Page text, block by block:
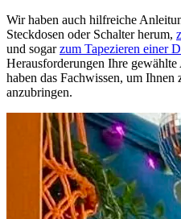
Wir haben auch hilfreiche
Steckdosen oder Schalter herum,
und sogarzum Tapezieren einer
Herausforderungen Ihre
haben das Fachwissen, um Ihnen
anzubringen.